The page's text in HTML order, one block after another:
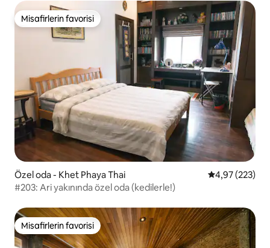
Misafirlerin favorisi
Misafirlerin favorisi
Özel oda - Khet Phaya Thai 5 üzerinden
4,97 (223)
#203: Ari yakınında özel oda (kedilerle!)
Misafirlerin favorisi
Misafirlerin favorisi